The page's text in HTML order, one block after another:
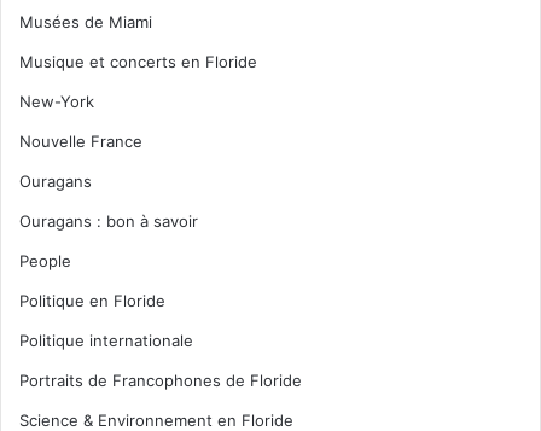
Musées de Miami
Musique et concerts en Floride
New-York
Nouvelle France
Ouragans
Ouragans : bon à savoir
People
Politique en Floride
Politique internationale
Portraits de Francophones de Floride
Science & Environnement en Floride